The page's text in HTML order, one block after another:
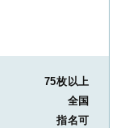
75枚以上
全国
指名可